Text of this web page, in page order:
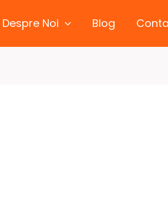
Despre Noi Blog